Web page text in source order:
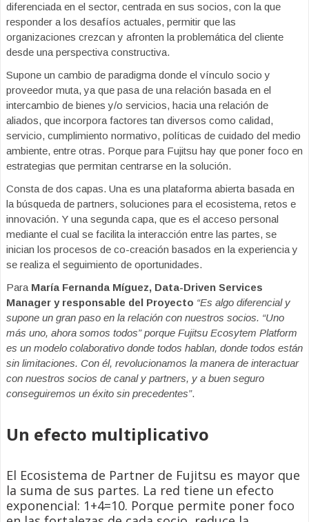
diferenciada en el sector, centrada en sus socios, con la que
responder a los desafíos actuales, permitir que las
organizaciones crezcan y afronten la problemática del cliente
desde una perspectiva constructiva.
Supone un cambio de paradigma donde el vínculo socio y
proveedor muta, ya que pasa de una relación basada en el
intercambio de bienes y/o servicios, hacia una relación de
aliados, que incorpora factores tan diversos como calidad,
servicio, cumplimiento normativo, políticas de cuidado del medio
ambiente, entre otras. Porque para Fujitsu hay que poner foco en
estrategias que permitan centrarse en la solución.
Consta de dos capas. Una es una plataforma abierta basada en
la búsqueda de partners, soluciones para el ecosistema, retos e
innovación. Y una segunda capa, que es el acceso personal
mediante el cual se facilita la interacción entre las partes, se
inician los procesos de co-creación basados en la experiencia y
se realiza el seguimiento de oportunidades.
Para María Fernanda Míguez, Data-Driven Services
Manager y responsable del Proyecto “Es algo diferencial y
supone un gran paso en la relación con nuestros socios. “Uno
más uno, ahora somos todos” porque Fujitsu Ecosytem Platform
es un modelo colaborativo donde todos hablan, donde todos están
sin limitaciones. Con él, revolucionamos la manera de interactuar
con nuestros socios de canal y partners, y a buen seguro
conseguiremos un éxito sin precedentes”.
Un efecto multiplicativo
El Ecosistema de Partner de Fujitsu es mayor que
la suma de sus partes. La red tiene un efecto
exponencial: 1+4=10. Porque permite poner foco